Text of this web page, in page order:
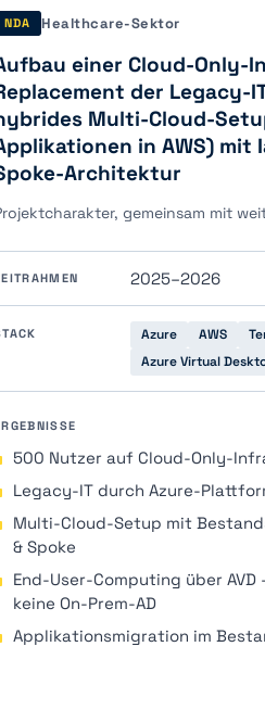
NDA Healthcare-Sektor
einer Cloud-Only-
der Legacy-
Multi-Cloud-
in AWS) mit
Architektur
gemeinsam mit
2025–2026
Azure AWS
Azure Virtual
500 Nutzer auf Cloud-Only-
Legacy-IT durch Azure-
Multi-Cloud-Setup mit
& Spoke
End-User-Computing über
keine On-Prem-AD
Applikationsmigration im